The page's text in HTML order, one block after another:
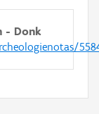
- Donk